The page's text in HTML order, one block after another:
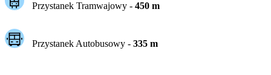
Przystanek Tramwajowy - 450m
Przystanek Autobusowy - 335m